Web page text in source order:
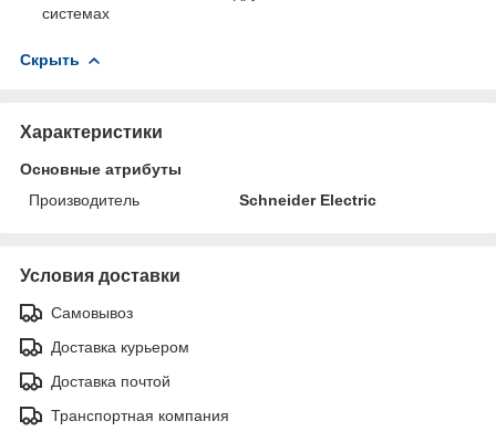
системах
Скрыть
Характеристики
Основные атрибуты
Производитель
Schneider Electric
Условия доставки
Самовывоз
Доставка курьером
Доставка почтой
Транспортная компания